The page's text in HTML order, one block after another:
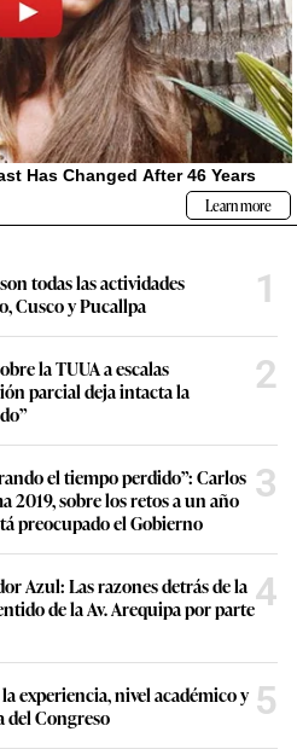
todas las actividades
Cusco y Pucallpa
1
la TUUA a escalas
parcial deja intacta la
2
el tiempo perdido”: Carlos
2019, sobre los retos a un año
preocupado el Gobierno
3
Azul: Las razones detrás de la
de la Av. Arequipa por parte4
experiencia, nivel académico y
del Congreso
5